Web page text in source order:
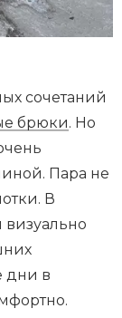
сочетаний
брюки. Но
Пара не
В
визуально
дни в